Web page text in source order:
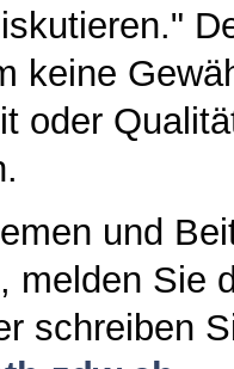
keine
oder
und
melden Sie
schreiben